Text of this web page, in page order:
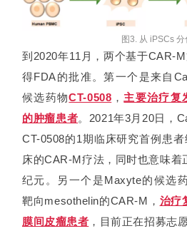
于
我
们
图3. 从 iPSCs
到2020年11月，两个基于CAR-
得FDA的批准。第一个是来自
候选药物CT-0508 ， 主要治疗复
的肿瘤患者。2021年3月20日，
CT-0508的1期临床研究首例患
床的CAR-M疗法，同时也意味
纪元。 另一个是Maxyte的候选
靶向mesothelin的CAR-M， 治疗
膜间皮瘤患者 ，目前正在招募志